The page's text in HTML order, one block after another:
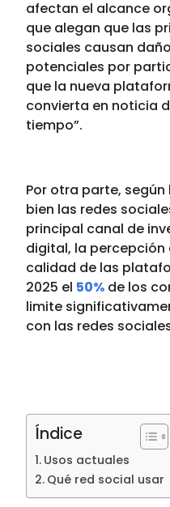
afectan el alcance
que alegan que las
sociales causan
potenciales por
que la nueva
convierta en noticia
tiempo”.
Por otra parte,
bien las redes
principal canal de
digital, la percepción
calidad de las
2025 el 50% de los
limite
con las redes
Índice
Usos actuales
Qué red social usar